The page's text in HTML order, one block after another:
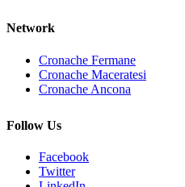
Network
Cronache Fermane
Cronache Maceratesi
Cronache Ancona
Follow Us
Facebook
Twitter